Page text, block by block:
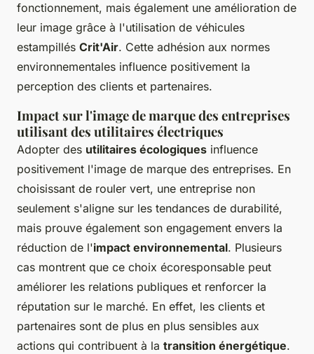
fonctionnement, mais également une amélioration de
leur image grâce à l'utilisation de véhicules
estampillés Crit'Air. Cette adhésion aux normes
environnementales influence positivement la
perception des clients et partenaires.
Impact sur l'image de marque des entreprises
utilisant des utilitaires électriques
Adopter des utilitaires écologiques influence
positivement l'image de marque des entreprises. En
choisissant de rouler vert, une entreprise non
seulement s'aligne sur les tendances de durabilité,
mais prouve également son engagement envers la
réduction de l'impact environnemental. Plusieurs
cas montrent que ce choix écoresponsable peut
améliorer les relations publiques et renforcer la
réputation sur le marché. En effet, les clients et
partenaires sont de plus en plus sensibles aux
actions qui contribuent à la transition énergétique.